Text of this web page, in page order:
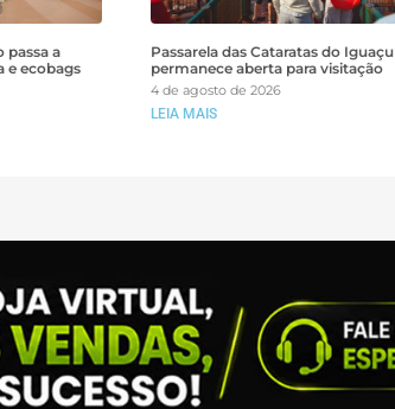
passa a
e ecobags
Passarela das Cataratas do Iguaçu
permanece aberta para visitação
4 de agosto de 2026
LEIA MAIS